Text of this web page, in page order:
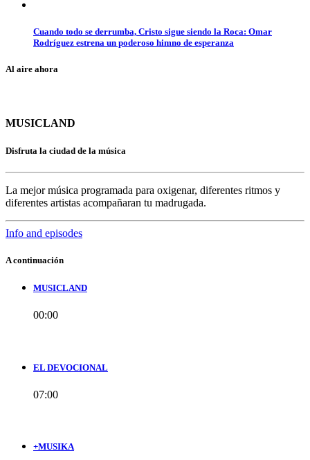
Cuando todo se derrumba, Cristo sigue siendo la Roca: Omar
Rodríguez estrena un poderoso himno de esperanza
Al aire ahora
MUSICLAND
Disfruta la ciudad de la música
La mejor música programada para oxigenar, diferentes ritmos y
diferentes artistas acompañaran tu madrugada.
Info and episodes
A continuación
MUSICLAND
00:00
EL DEVOCIONAL
07:00
+MUSIKA